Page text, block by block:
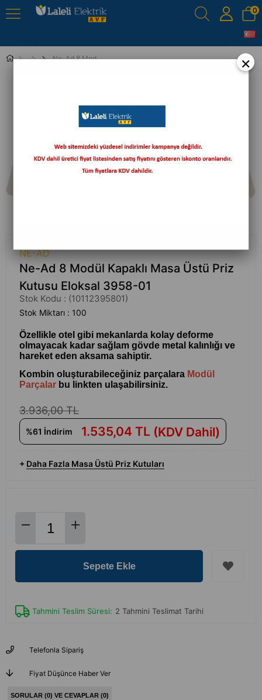
0
Ne-Ad 8 Modül Kapaklı Masa Üstü Priz Kutusu Eloksal 3958-01
NE-AD
Ne-Ad 8 Modül Kapaklı Masa Üstü Priz
Kutusu Eloksal 3958-01
Stok Kodu (10112395801)
Stok Miktarı : 100
Özellikle otel gibi mekanlarda kolay deforme
olmayacak kadar sağlam gövde metal kalınlığı ve
hareket eden aksama sahiptir.
Kombin oluşturabileceğiniz parçalara Modül
Parçalar bu linkten ulaşabilirsiniz.
3.936,00 TL
%61 İndirim 1.535,04 TL (KDV Dahil)
+ Daha Fazla Masa Üstü Priz Kutuları
Tahmini Teslim Süresi: 2 Tahmini Teslimat Tarihi
Telefonla Sipariş
Fiyat Düşünce Haber Ver
SORULAR (0) VE CEVAPLAR (0)
×